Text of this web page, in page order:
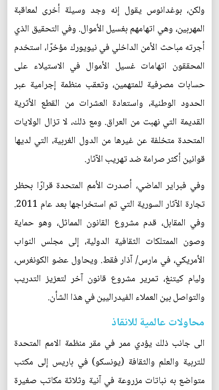
ولكن، بوغدانوس يقول إنه وجد وسيلة أخرى لمعاقبة
المهربين، وهي اتهامهم بغسيل الأموال. وفي التحقيق الذي
أجرته مباحث الأمن الداخلي في نيويورك مؤخرًا، استخدم
المحققون اتهامات غسيل الأموال في الاستيلاء على
حسابات مصرفية للمتهمين، وتعقب منظمة إجرامية عبر
الحدود الوطنية، واستعادة العشرات من القطع الأثرية
القديمة التي نهبت من العراق. ومع ذلك، لا تزال الولايات
المتحدة متخلفة عن غيرها من الدول الغربية، التي لديها
قوانين أكثر صرامة ضد تهريب الآثار.
وفي فبراير الماضي، أصدرت الأمم المتحدة قرارًا بحظر
تجارة الآثار السورية التي تم استخراجها بعد عام 2011.
وفي المقابل، قدم مشروع القانون المماثل، وهو حماية
وصون الممتلكات الثقافية الدولية، إلى مجلس النواب
الأمريكي، في مارس/ آذار فقط. ويحاول عضو الكونغرس،
وليام كيتنغ، تمرير مشروع قانون آخر لتعزيز التدريب
والتواصل بين العملاء الفيدراليين في هذا الشأن.
محاولات عالمية للانقاذ
الى جانب ذلك يؤدي ممر في مقر منظمة الامم المتحدة
للتربية والعلم والثقافة (يونسكو) في باريس إلى مكتب
متواضع به نباتات مزروعة في آنية وثلاثة مكاتب صغيرة